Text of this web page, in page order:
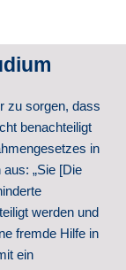
zu sorgen, dass
benachteiligt
in
„Sie [Die
werden und
fremde Hilfe in
ein